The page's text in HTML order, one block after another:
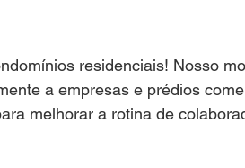
residenciais! Nosso
a empresas e prédios
melhorar a rotina de